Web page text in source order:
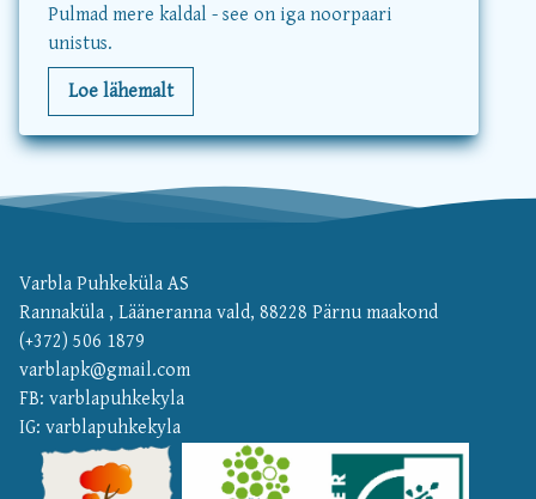
Pulmad mere kaldal - see on iga noorpaari
unistus.
Loe lähemalt
Varbla Puhkeküla AS
Rannaküla , Lääneranna vald, 88228 Pärnu maakond
(+372) 506 1879
varblapk@gmail.com
FB: varblapuhkekyla
IG: varblapuhkekyla